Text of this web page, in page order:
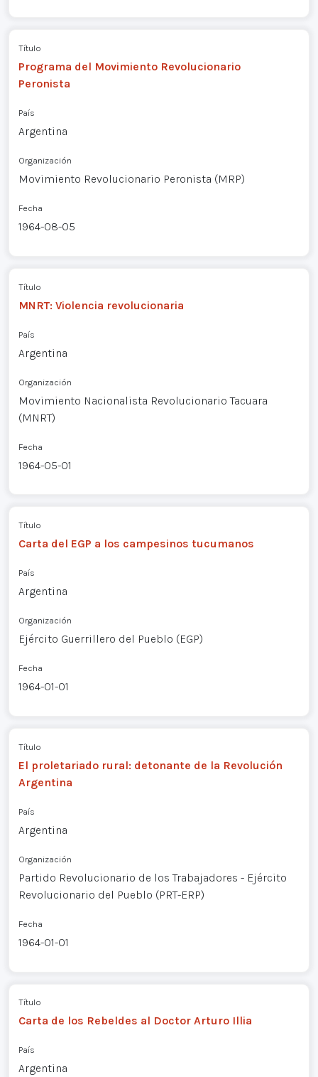
Título
Programa del Movimiento Revolucionario
Peronista
País
Argentina
Organización
Movimiento Revolucionario Peronista (MRP)
Fecha
1964-08-05
Título
MNRT: Violencia revolucionaria
País
Argentina
Organización
Movimiento Nacionalista Revolucionario Tacuara
(MNRT)
Fecha
1964-05-01
Título
Carta del EGP a los campesinos tucumanos
País
Argentina
Organización
Ejército Guerrillero del Pueblo (EGP)
Fecha
1964-01-01
Título
El proletariado rural: detonante de la Revolución
Argentina
País
Argentina
Organización
Partido Revolucionario de los Trabajadores - Ejército
Revolucionario del Pueblo (PRT-ERP)
Fecha
1964-01-01
Título
Carta de los Rebeldes al Doctor Arturo Illia
País
Argentina